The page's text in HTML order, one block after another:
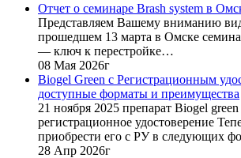
400
руб..
руб..
Отчет о семинаре Brash system в
Представляем Вашему вниманию
прошедшем 13 марта в Омске
— ключ к перестройке…
08 Мая 2026г
Biogel Green с Регистрационным
доступные форматы и преимущества
21 ноября 2025 препарат Biogel
регистрационное удостоверение
приобрести его с РУ в следующих
28 Апр 2026г